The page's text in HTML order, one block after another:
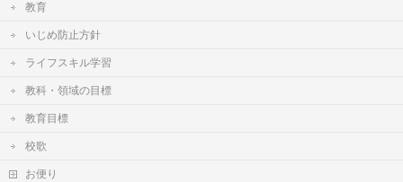
教育
いじめ防止方針
ライフスキル学習
教科・領域の目標
教育目標
校歌
お便り